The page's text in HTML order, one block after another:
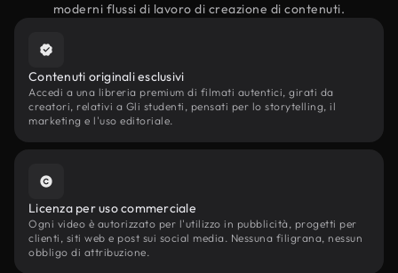
moderni flussi di lavoro di creazione di contenuti.
Contenuti originali esclusivi
Accedi a una libreria premium di filmati autentici, girati da
creatori, relativi a Gli studenti, pensati per lo storytelling, il
marketing e l'uso editoriale.
Licenza per uso commerciale
Ogni video è autorizzato per l'utilizzo in pubblicità, progetti per
clienti, siti web e post sui social media. Nessuna filigrana, nessun
obbligo di attribuzione.